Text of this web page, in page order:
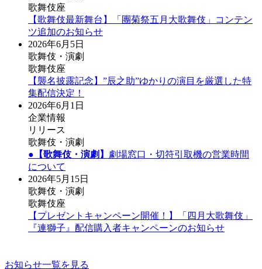
歌舞伎座
【歌舞伎最新舞台】「團菊祭五月大歌舞伎」コンテン
ツ追加のお知らせ
2026年6月5日
歌舞伎・演劇
歌舞伎座
【襲名披露記念】”辰之助”ゆかりの演目を厳選した特
集配信決定！
2026年6月1日
企業情報
リリース
歌舞伎・演劇
● 【歌舞伎・演劇】 劇場窓口・切符引取機の営業時間
について
2026年5月15日
歌舞伎・演劇
歌舞伎座
【プレゼントキャンペーン開催！】「四月大歌舞伎」
『連獅子』配信購入者キャンペーンのお知らせ
お知らせ一覧を見る